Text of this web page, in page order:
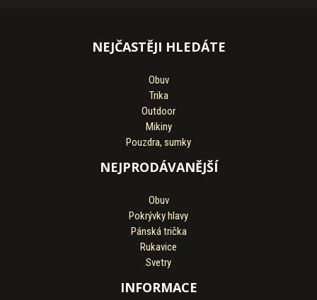
NEJČASTĚJI HLEDÁTE
Obuv
Trika
Outdoor
Mikiny
Pouzdra, sumky
NEJPRODÁVANĚJŠÍ
Obuv
Pokrývky hlavy
Pánská trička
Rukavice
Svetry
INFORMACE